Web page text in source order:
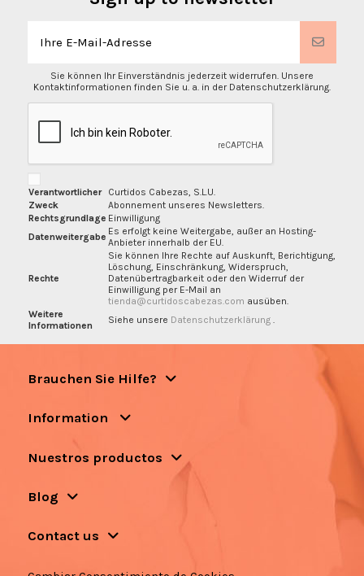
Sie können Ihr Einverständnis jederzeit widerrufen. Unsere
Kontaktinformationen finden Sie u. a. in der Datenschutzerklärung.
Verantwortlicher
Curtidos Cabezas, S.L.U.
Zweck
Abonnement unseres Newsletters.
Rechtsgrundlage Einwilligung
Datenweitergabe Es erfolgt keine Weitergabe, außer an Hosting-
Anbieter innerhalb der EU.
Rechte
Sie können Ihre Rechte auf Auskunft, Berichtigung,
Löschung, Einschränkung, Widerspruch,
Datenübertragbarkeit oder den Widerruf der
Einwilligung per E-Mail an
tienda@curtidoscabezas.com ausüben.
Weitere
Informationen
Siehe unsere Datenschutzerklärung
Brauchen Sie Hilfe?
Information
Nuestros productos
Blog
Contact us